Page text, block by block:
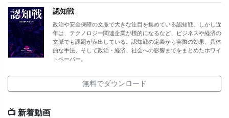
認知戦
政治や安全保障の文脈で大きな注目を集めている認知戦。しかし近
年は、テクノロジー関連企業が標的になるなど、ビジネスや経済の
文脈でも課題が表出している。認知戦の定義から実際の効果、具体
的な手法、そして政治・経済、社会への影響までをまとめたホワイ
トペーパー。
無料でダウンロード
📺 新着動画